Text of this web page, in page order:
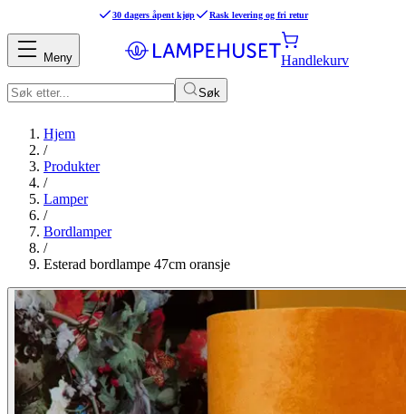
30 dagers åpent kjøp Rask levering og fri retur
Søk
Handlekurv
Meny
Hjem
/
Produkter
/
Lamper
/
Bordlamper
/
Esterad bordlampe 47cm oransje